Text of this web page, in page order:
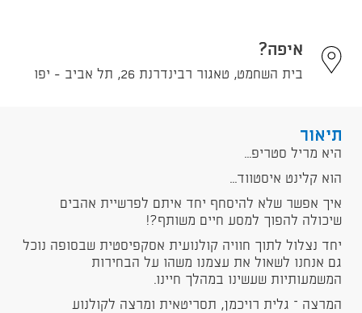
איפה?
בית השחמט, טאגור רבינדרנת 26, תל אביב - יפו
תיאור
היא מריל סטריפ...
הוא קלינט איסטווד...
איך אפשר שלא להיסחף יחד איתם לפרשיית אהבים
שיכולה להפוך למסע חיים משותף?!
יחד נצלול לתוך חוויה קולנועית אסקפיסטית שבסופה נוכל
גם אנחנו לשאול את עצמנו משהו על הבחירות
המשמעותיות שעשינו במהלך חיינו.
המרצה – גלית רויכמן, תסריטאית ומרצה לקולנוע